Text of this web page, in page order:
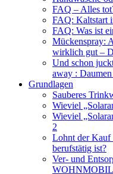
FAQ – Alles
FAQ: Kaltstart
FAQ: Was ist
Mückenspray:
wirklich gut –
Und schon
away :
Grundlagen
Sauberes
Wieviel
Wieviel
2
Lohnt der Kauf
berufstätig ist?
Ver- und